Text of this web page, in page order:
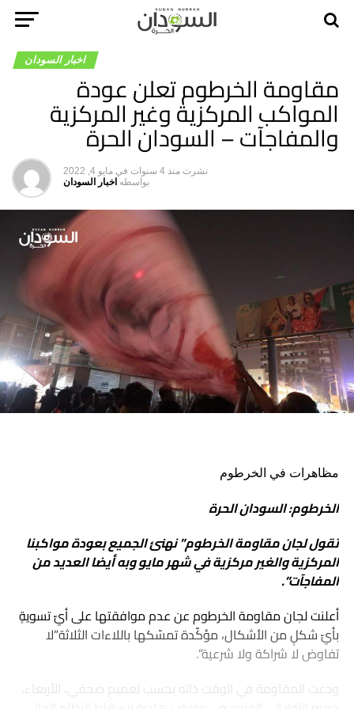
اخبار السودان
مقاومة الخرطوم تعلن عودة
المواكب المركزية وغير المركزية
والمفاجآت – السودان الحرة
نشرت منذ 4 سنوات في مايو 4, 2022
بواسطه اخبار السودان
مظاهرات في الخرطوم
الخرطوم: السودان الحرة
تقول لجان مقاومة الخرطوم” نهنئ الجميع بعودة مواكبنا
المركزية والغير مركزية في شهر مايو وبه أيضا العديد من
المفاجآت”.
أعلنت لجان مقاومة الخرطوم عن عدم موافقتها على أيّ تسويةٍ
بأيّ شكلٍ من الأشكال، مؤكّدة تمسّكها باللاءات الثلاثة”لا
تفاوض لا شراكة ولا شرعية”.
ودعت المقاومة في الوقت ذاته بحسب تعميمٍ صحفي، الأربعاء،